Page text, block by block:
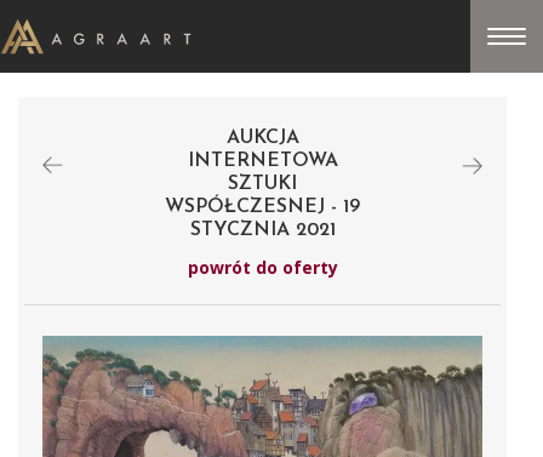
AUKCJA
INTERNETOWA
SZTUKI
WSPÓŁCZESNEJ - 19
STYCZNIA 2021
powrót do oferty